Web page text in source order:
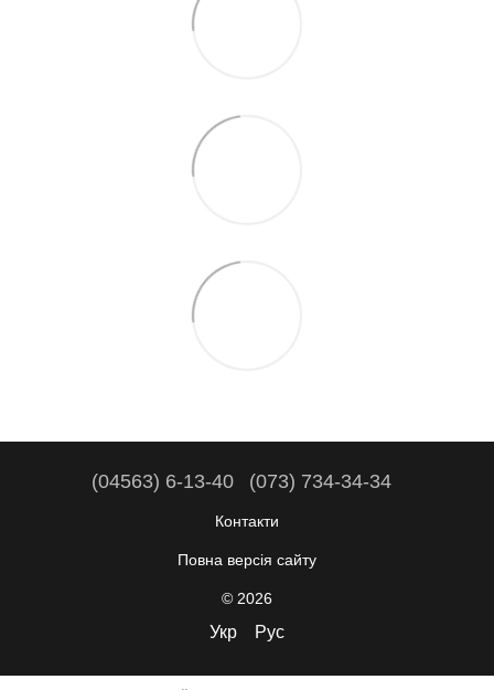
(04563) 6-13-40 (073) 734-34-34
Контакти
Повна версія сайту
© 2026
Укр Рус